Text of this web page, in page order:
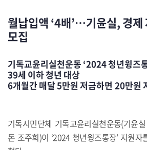
월납입액 ‘4배’…기윤실, 경제
모집
기독교윤리실천운동 ‘2024 청년윙즈
39세 이하 청년 대상
6개월간 매달 5만원 저금하면 20만원
기독시민단체 기독교윤리실천운동(기윤
돈 조주희)이 ‘2024 청년윙즈통장’ 지원